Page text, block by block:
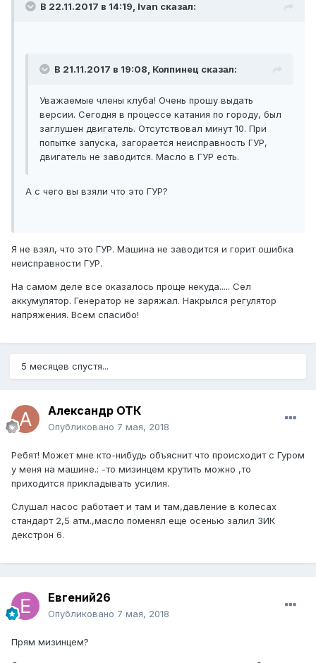
В 22.11.2017 в 14:19, Ivan сказал:
В 21.11.2017 в 19:08, Колпинец сказал:
Уважаемые члены клуба! Очень прошу выдать
версии. Сегодня в процессе катания по городу, был
заглушен двигатель. Отсутствовал минут 10. При
попытке запуска, загорается неисправность ГУР,
двигатель не заводится. Масло в ГУР есть.
А с чего вы взяли что это ГУР?
Я не взял, что это ГУР. Машина не заводится и горит ошибка
неисправности ГУР.
На самом деле все оказалось проще некуда..... Сел
аккумулятор. Генератор не заряжал. Накрылся регулятор
напряжения. Всем спасибо!
5 месяцев спустя...
Александр ОТК
Опубликовано 7 мая, 2018
Ребят! Может мне кто-нибудь объяснит что происходит с Гуром
у меня на машине.: -то мизинцем крутить можно ,то
приходится прикладывать усилия.
Слушал насос работает и там и там,давление в колесах
стандарт 2,5 атм.,масло поменял еще осенью залил ЗИК
декстрон 6.
Евгений26
Опубликовано 7 мая, 2018
Прям мизинцем?